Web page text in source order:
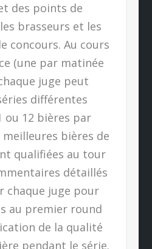
des points de
brasseurs et les
concours. Au cours
(une par matinée
juge peut
différentes
ou 12 bières par
bières de
qualifiées au tour
détaillés
chaque juge pour
au premier round
de la qualité
pendant le série.